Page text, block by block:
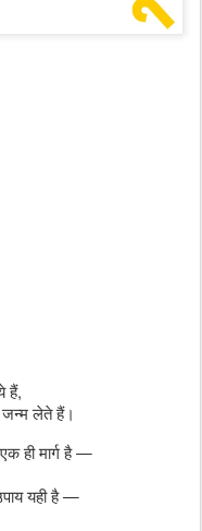
हैं,
जन्म लेते हैं।
ही मार्ग है —
यही है —